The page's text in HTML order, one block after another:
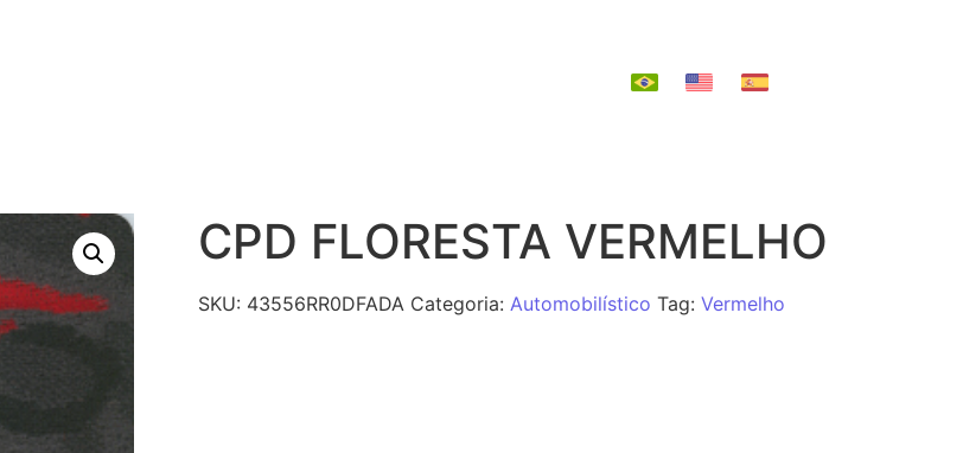
CPD FLORESTA VERMELHO
SKU: 43556RR0DFADA Categoria: Automobilístico Tag: Vermelho